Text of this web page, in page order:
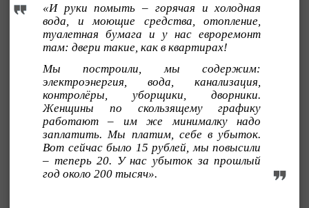
«И руки помыть – горячая и холодная
вода, и моющие средства, отопление,
туалетная бумага и у нас евроремонт
там: двери такие, как в квартирах!
Мы построили, мы содержим:
электроэнергия, вода, канализация,
контролёры, уборщики, дворники.
Женщины по скользящему графику
работают – им же минималку надо
заплатить. Мы платим, себе в убыток.
Вот сейчас было 15 рублей, мы повысили
– теперь 20. У нас убыток за прошлый
год около 200 тысяч».